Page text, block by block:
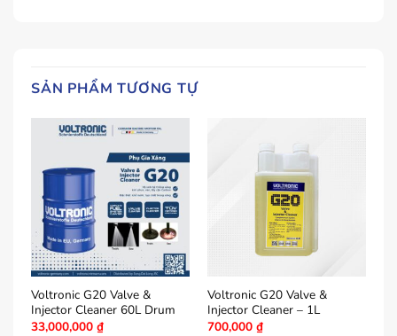
SẢN PHẨM TƯƠNG TỰ
Voltronic G20 Valve &
Injector Cleaner 60L Drum
33,000,000 ₫
Voltronic G20 Valve &
Injector Cleaner – 1L
700,000 ₫